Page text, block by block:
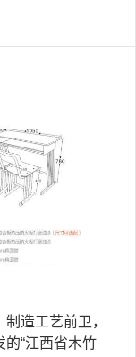
造工艺前卫，
“江西省木竹